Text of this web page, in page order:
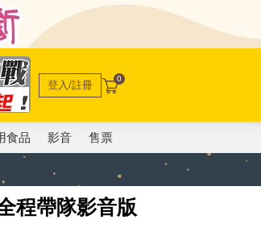
登入/註冊 0
食品 影音 售票
程帶隊影音版